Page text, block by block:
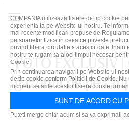
FOTO EXCLUSIV |
gazonul de pe
Untold
COMPANIA utilizeaza fisiere de tip cookie
experienta ta pe Website-ul nostru. Te
mai recente modificari propuse de
persoanelor fizice in ceea ce priveste
privind libera circulatie a acestor date.
nostru te rugam sa aloci timpul necesar
Cookie.
Prin continuarea navigarii pe Website-ul
de tip cookie conform Politicii de Cookie.
moment setarile acestor fisiere cookie
SUNT DE ACORD CU
Puteti merge chiar acum si sa va exprimati